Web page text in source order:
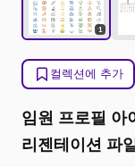
1
컬렉션에 추가
임원 프로필 아
리젠테이션 파